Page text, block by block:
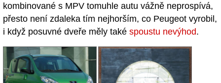
kombinované s MPV tomuhle autu vážně neprospívá,
přesto není zdaleka tím nejhorším, co Peugeot vyrobil,
i když posuvné dveře měly také spoustu nevýhod.